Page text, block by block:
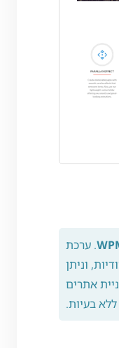
. ערכת
וניתן
אתרים
בעיות.